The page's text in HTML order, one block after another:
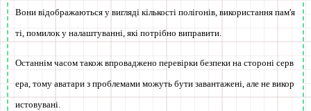
Вони відображаються у вигляді кількості полігонів, використання пам'я
ті, помилок у налаштуванні, які потрібно виправити.
Останнім часом також впроваджено перевірки безпеки на стороні серв
ера, тому аватари з проблемами можуть бути завантажені, але не викор
истовувані.